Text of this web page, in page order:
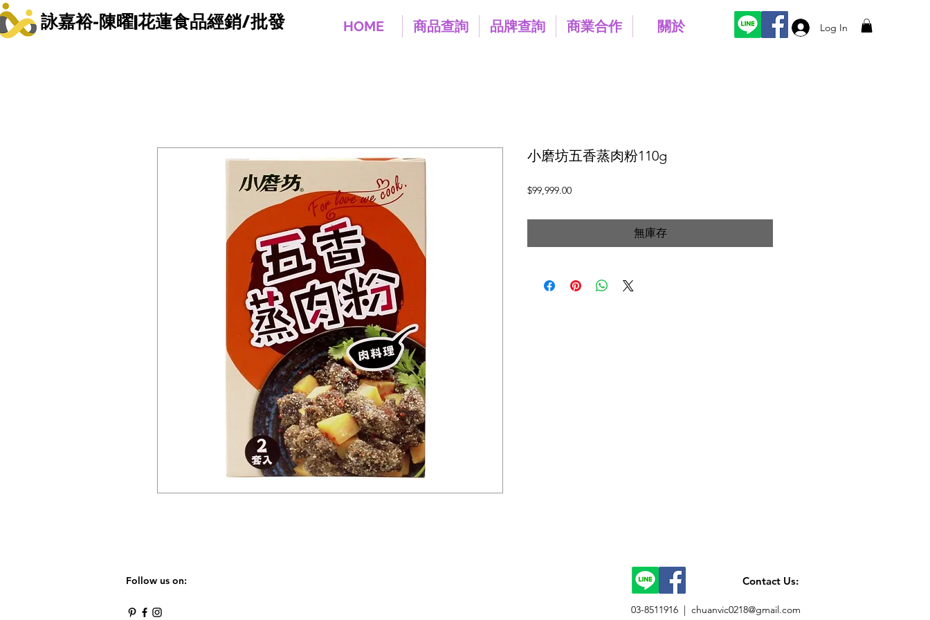
Log In
詠嘉裕-陳曜|花蓮食品經銷/批發 HOME 商品查詢 品牌查詢 商業合作 關於
小磨坊五香蒸肉粉110g
$99,999.00價
無庫存
Follow us on: Contact Us:
03-8511916 | chuanvic0218@gmail.com